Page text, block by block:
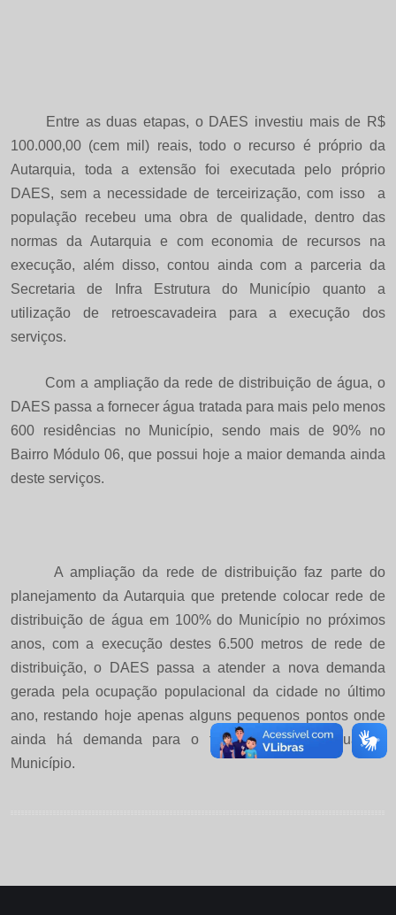
Entre as duas etapas, o DAES investiu mais de R$
100.000,00 (cem mil) reais, todo o recurso é próprio da
Autarquia, toda a extensão foi executada pelo próprio
DAES, sem a necessidade de terceirização, com isso a
população recebeu uma obra de qualidade, dentro das
normas da Autarquia e com economia de recursos na
execução, além disso, contou ainda com a parceria da
Secretaria de Infra Estrutura do Município quanto a
utilização de retroescavadeira para a execução dos
serviços.
Com a ampliação da rede de distribuição de água, o
DAES passa a fornecer água tratada para mais pelo menos
600 residências no Município, sendo mais de 90% no
Bairro Módulo 06, que possui hoje a maior demanda ainda
deste serviços.
A ampliação da rede de distribuição faz parte do
planejamento da Autarquia que pretende colocar rede de
distribuição de água em 100% do Município no próximos
anos, com a execução destes 6.500 metros de rede de
distribuição, o DAES passa a atender a nova demanda
gerada pela ocupação populacional da cidade no último
ano, restando hoje apenas alguns pequenos pontos onde
ainda há demanda para o fornecimento de água no
Município.